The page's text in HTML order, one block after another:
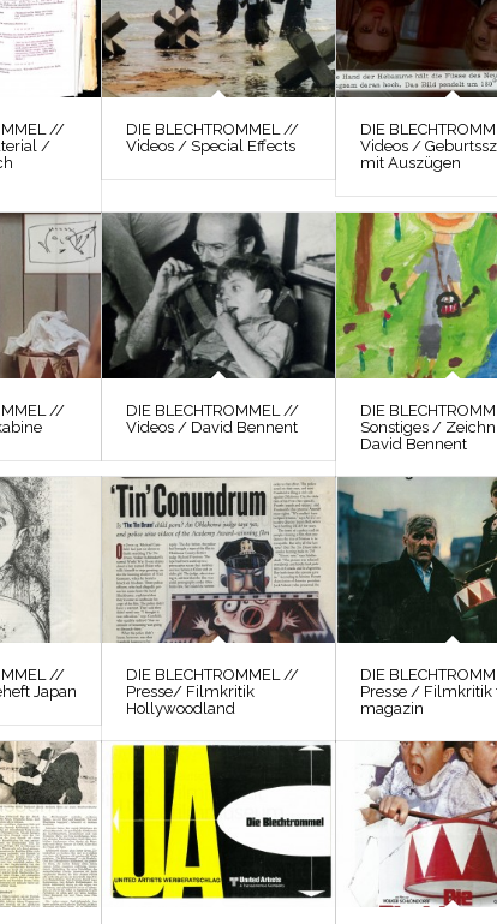
//
/
DIE BLECHTROMMEL //
Videos / Special Effects
DIE
Videos /
mit Auszügen
//
DIE BLECHTROMMEL //
Videos / David Bennent
DIE
Sonstiges /
David Bennent
//
Japan
DIE BLECHTROMMEL //
Presse/ Filmkritik
Hollywoodland
DIE
Presse / Filmkritik
magazin